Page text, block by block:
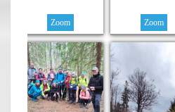
Zoom Zoom